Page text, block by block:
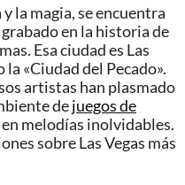
la magia, se encuentra
en la historia de
Esa ciudad es Las
«Ciudad del Pecado».
artistas han plasmado
dejuegos de
en melodías inolvidables.
sobre Las Vegas más